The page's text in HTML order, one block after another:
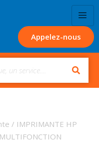
Appelez-nous
/ IMPRIMANTE HP